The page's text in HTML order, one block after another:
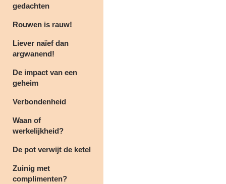
gedachten
Rouwen is rauw!
Liever naïef dan
argwanend!
De impact van een
geheim
Verbondenheid
Waan of
werkelijkheid?
De pot verwijt de ketel
Zuinig met
complimenten?